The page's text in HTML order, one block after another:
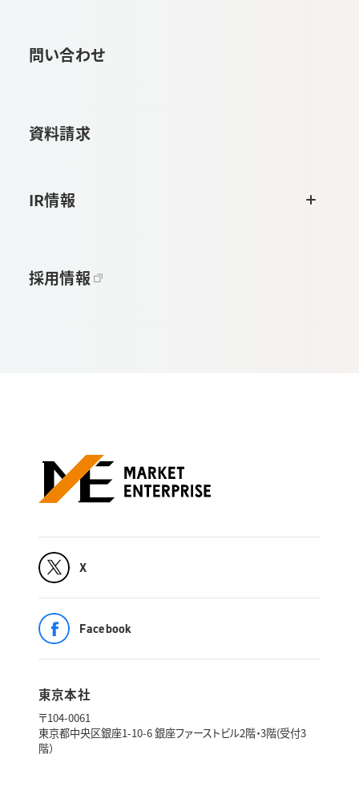
X
Facebook
東京本社
〒104-0061
東京都中央区銀座1-10-6 銀座ファーストビル2階・3階(受付3
階）
問い合わせ
資料請求
IR情報
採用情報